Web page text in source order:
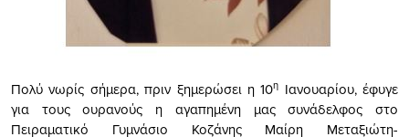
Πολύ νωρίς σήμερα, πριν ξημερώσει η 10η Ιανουαρίου, έφυγε
για τους ουρανούς η αγαπημένη μας συνάδελφος στο
Πειραματικό Γυμνάσιο Κοζάνης Μαίρη Μεταξιώτη-